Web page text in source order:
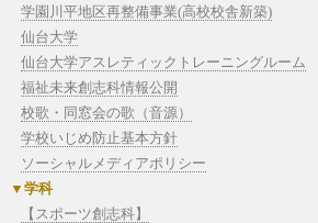
学園川平地区再整備事業(高校校舎新築)
仙台大学
仙台大学アスレティックトレーニングルーム
福祉未来創志科情報公開
校歌・同窓会の歌（音源）
学校いじめ防止基本方針
ソーシャルメディアポリシー
学科
【スポーツ創志科】